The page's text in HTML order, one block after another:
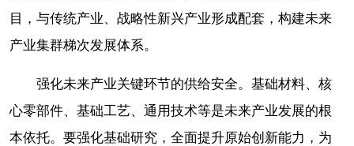
目，与传统产业、战略性新兴产业形成配套，构建未来
产业集群梯次发展体系。
强化未来产业关键环节的供给安全。基础材料、核
心零部件、基础工艺、通用技术等是未来产业发展的根
本依托。要强化基础研究，全面提升原始创新能力，为